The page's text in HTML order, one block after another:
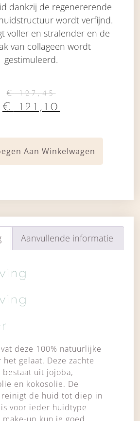
dankzij de regenererende
wordt verfijnd.
voller en stralender en de
van collageen wordt
gestimuleerd.
€127,45
€ 121,10
Aan Winkelwagen
Aanvullende informatie
deze 100% natuurlijke
gelaat. Deze zachte
uit jojoba,
en kokosolie. De
reinigt de huid tot diep in
voor ieder huidtype